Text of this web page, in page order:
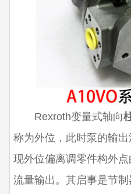
Rexroth变量式轴向
称为外位，此时泵的输
现外位偏离调零件构外
流量输出。其启事是节